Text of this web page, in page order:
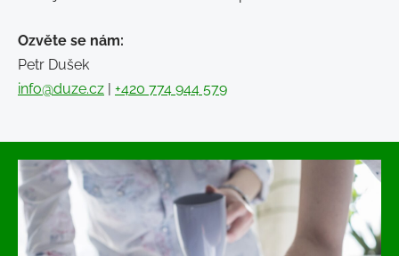
Ozvěte se nám:
Petr Dušek
info@duze.cz | +420 774 944 579